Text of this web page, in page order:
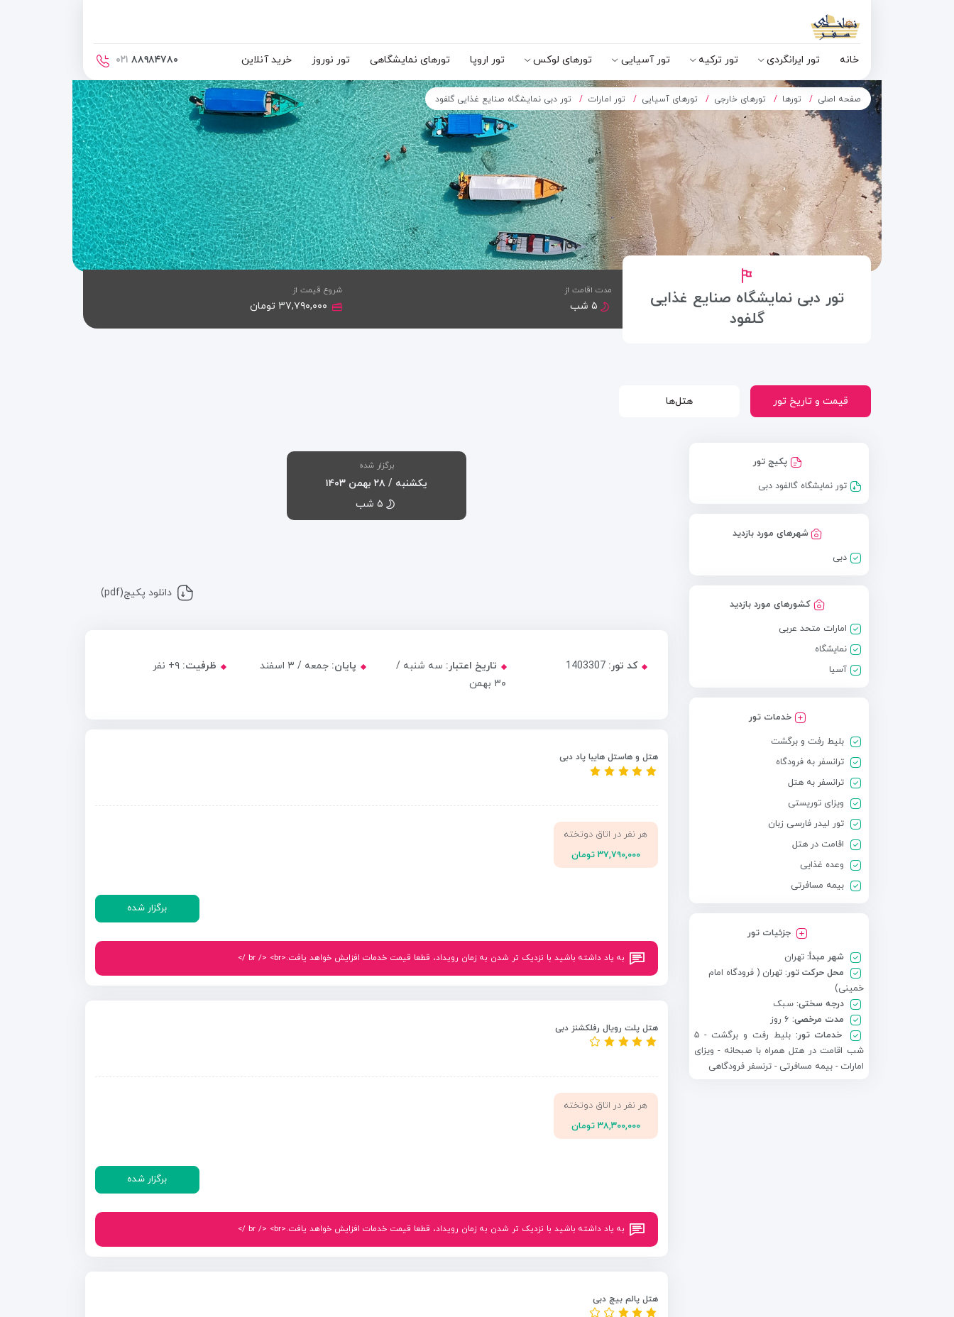
خانه تور ایرانگردی تور ترکیه تور آسیایی تورهای لوکس تور اروپا تورهای نمایشگاهی تور نوروز خرید آنلاین ۸۸۹۸۴۷۸۰ ۰۲۱
صفحه اصلی تورها تورهای خارجی تورهای آسیایی تور امارات تور دبی نمایشگاه صنایع غذایی گلفود
تور دبی نمایشگاه صنایع غذایی
گلفود
مدت اقامت از
۵ شب
شروع قیمت از
۳۷,۷۹۰,۰۰۰ تومان
قیمت و تاریخ تور هتل‌ها
پکیج تور
تور نمایشگاه گالفود دبی
شهرهای مورد بازدید
دبی
کشورهای مورد بازدید
امارات متحد عربی
نمایشگاه
آسیا
خدمات تور
بلیط رفت و برگشت
ترانسفر به فرودگاه
ترانسفر به هتل
ویزای توریستی
تور لیدر فارسی زبان
اقامت در هتل
وعده غذایی
بیمه مسافرتی
جزئیات تور
شهر مبدأ: تهران
محل حرکت تور: تهران ( فرودگاه امام
خمینی)
درجه سختی: سبک
مدت مرخصی: ۶ روز
خدمات تور:
بلیط رفت و برگشت - ۵
شب اقامت در هتل همراه با صبحانه - ویزای
امارات - بیمه مسافرتی - ترنسفر فرودگاهی
برگزار شده
یکشنبه / ۲۸ بهمن ۱۴۰۳
۵ شب
دانلود پکیج(pdf)
کد تور:1403307 تاریخ اعتبار: سه شنبه /
۳۰ بهمن
پایان: جمعه / ۳ اسفند ظرفیت: +۹ نفر
هتل و هاستل هایبا پاد دبی
هر نفر در اتاق دوتخته
۳۷,۷۹۰,۰۰۰ تومان
برگزار شده
به یاد داشته باشید با نزدیک تر شدن به زمان رویداد، قطعا قیمت خدمات افزایش خواهد یافت.<br /> <br />
هتل پلت رویال رفلکشنز دبی
هر نفر در اتاق دوتخته
۳۸,۳۰۰,۰۰۰ تومان
برگزار شده
به یاد داشته باشید با نزدیک تر شدن به زمان رویداد، قطعا قیمت خدمات افزایش خواهد یافت.<br /> <br />
هتل پالم بیچ دبی